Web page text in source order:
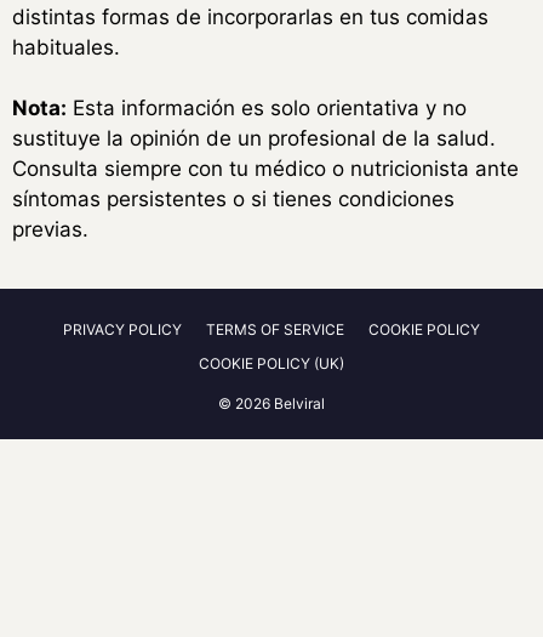
distintas formas de incorporarlas en tus comidas
habituales.
Nota: Esta información es solo orientativa y no
sustituye la opinión de un profesional de la salud.
Consulta siempre con tu médico o nutricionista ante
síntomas persistentes o si tienes condiciones
previas.
PRIVACY POLICY TERMS OF SERVICE
COOKIE POLICY
COOKIE POLICY (UK)
© 2026 Belviral